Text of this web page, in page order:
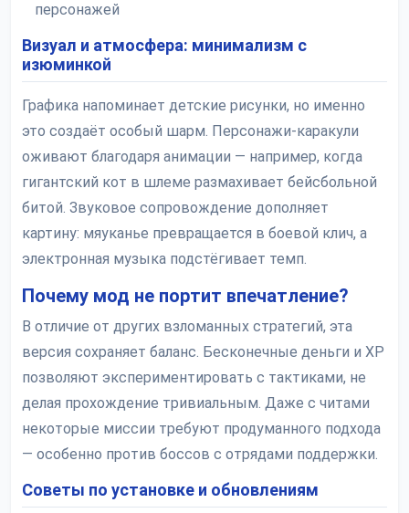
персонажей
Визуал и атмосфера: минимализм с
изюминкой
Графика напоминает детские рисунки, но именно
это создаёт особый шарм. Персонажи-каракули
оживают благодаря анимации — например, когда
гигантский кот в шлеме размахивает бейсбольной
битой. Звуковое сопровождение дополняет
картину: мяуканье превращается в боевой клич, а
электронная музыка подстёгивает темп.
Почему мод не портит впечатление?
В отличие от других взломанных стратегий, эта
версия сохраняет баланс. Бесконечные деньги и XP
позволяют экспериментировать с тактиками, не
делая прохождение тривиальным. Даже с читами
некоторые миссии требуют продуманного подхода
— особенно против боссов с отрядами поддержки.
Советы по установке и обновлениям